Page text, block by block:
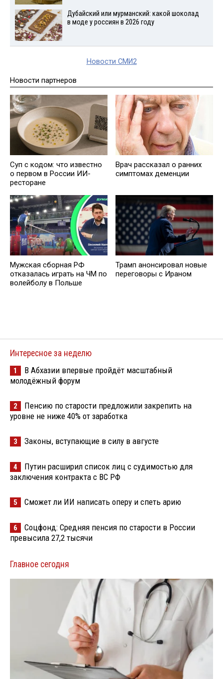
Дубайский или мурманский: какой шоколад
в моде у россиян в 2026 году
Новости СМИ2
Новости партнеров
Суп с кодом: что известно
о первом в России ИИ-
ресторане
Врач рассказал о ранних
симптомах деменции
Мужская сборная РФ
отказалась играть на ЧМ по
волейболу в Польше
Трамп анонсировал новые
переговоры с Ираном
Интересное за неделю
1
В Абхазии впервые пройдёт масштабный
молодёжный форум
2
Пенсию по старости предложили закрепить на
уровне не ниже 40% от заработка
3 Законы, вступающие в силу в августе
4
Путин расширил список лиц с судимостью для
заключения контракта с ВС РФ
5 Сможет ли ИИ написать оперу и спеть арию
6
Соцфонд: Средняя пенсия по старости в России
превысила 27,2 тысячи
Главное сегодня